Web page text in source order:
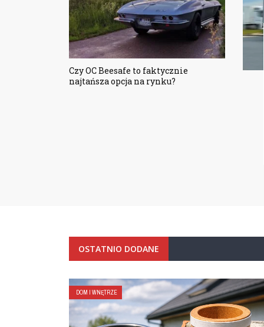
Czy OC Beesafe to faktycznie
najtańsza opcja na rynku?
OSTATNIO DODANE
DOM I WNĘTRZE